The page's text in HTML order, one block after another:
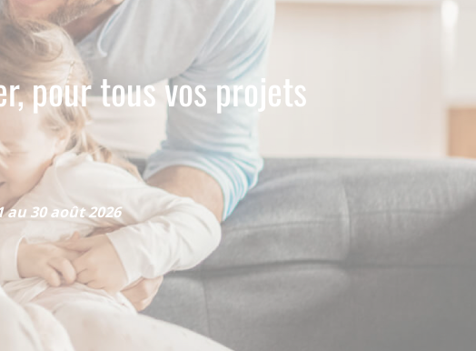
pour tous vos projets
au 30 août 2026
EN SAVOIR PLUS